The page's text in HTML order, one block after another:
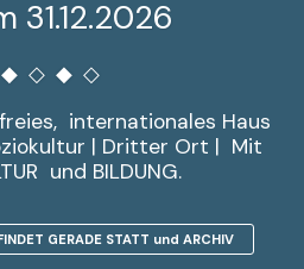
31.12.2026
internationales Haus
| Dritter Ort |  Mit
und BILDUNG.
GERADE STATT und ARCHIV